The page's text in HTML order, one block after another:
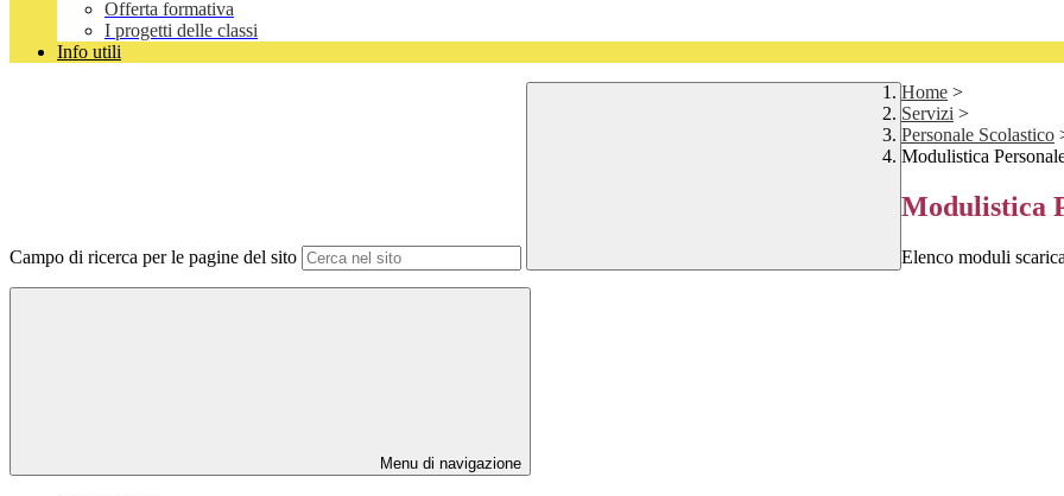
Offerta formativa
I progetti delle classi
Info utili
Campo di ricerca per le pagine del sito
Home >
Servizi >
Personale Scolastico
Modulistica
Modulistica
Elenco moduli
Menu di navigazione